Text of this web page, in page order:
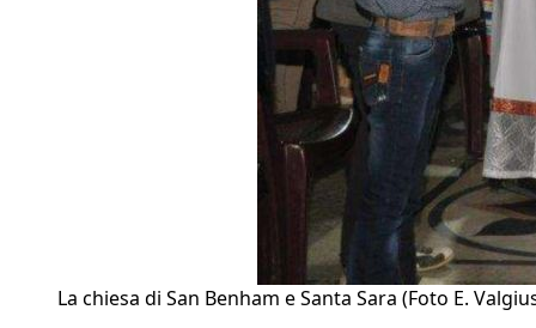
La chiesa di San Benham e Santa Sara (Foto E.